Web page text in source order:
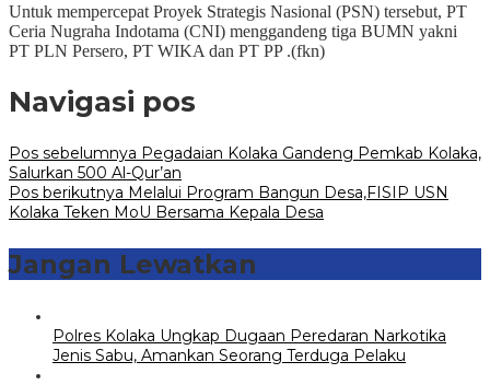
Untuk mempercepat Proyek Strategis Nasional (PSN) tersebut, PT
Ceria Nugraha Indotama (CNI) menggandeng tiga BUMN yakni
PT PLN Persero, PT WIKA dan PT PP .(fkn)
Navigasi pos
Pos sebelumnya Pegadaian Kolaka Gandeng Pemkab Kolaka,
Salurkan 500 Al-Qur’an
Pos berikutnya Melalui Program Bangun Desa,FISIP USN
Kolaka Teken MoU Bersama Kepala Desa
Jangan Lewatkan
Polres Kolaka Ungkap Dugaan Peredaran Narkotika
Jenis Sabu, Amankan Seorang Terduga Pelaku